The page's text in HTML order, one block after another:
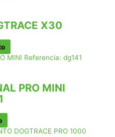
X30
PRO MINI